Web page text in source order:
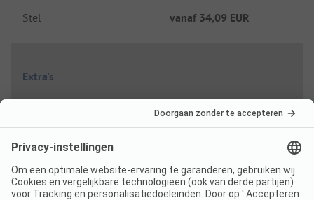
Stel vanaf 34,09 EUR
Extra's
Douchekosten Inclusief